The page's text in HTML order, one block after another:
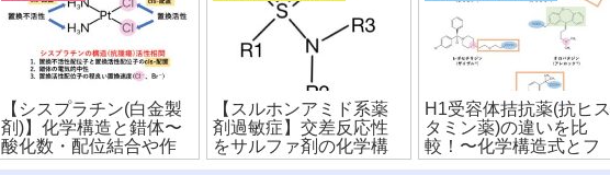
【シスプラチン(白金製
剤)】化学構造と錯体〜
酸化数・配位結合や作
用機序を詳しく解
【スルホンアミド系薬
剤過敏症】交差反応性
をサルファ剤の化学構
造式から比較！
H1受容体拮抗薬(抗ヒス
タミン薬)の違いを比
較！〜化学構造式とフ
ァーマコフォア〜(※有